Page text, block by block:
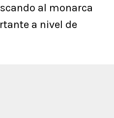
al monarca
a nivel de